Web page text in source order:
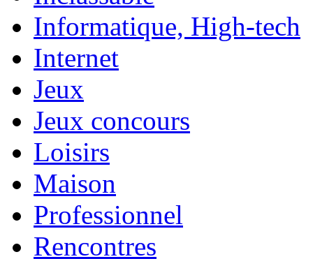
Informatique, High-tech
Internet
Jeux
Jeux concours
Loisirs
Maison
Professionnel
Rencontres